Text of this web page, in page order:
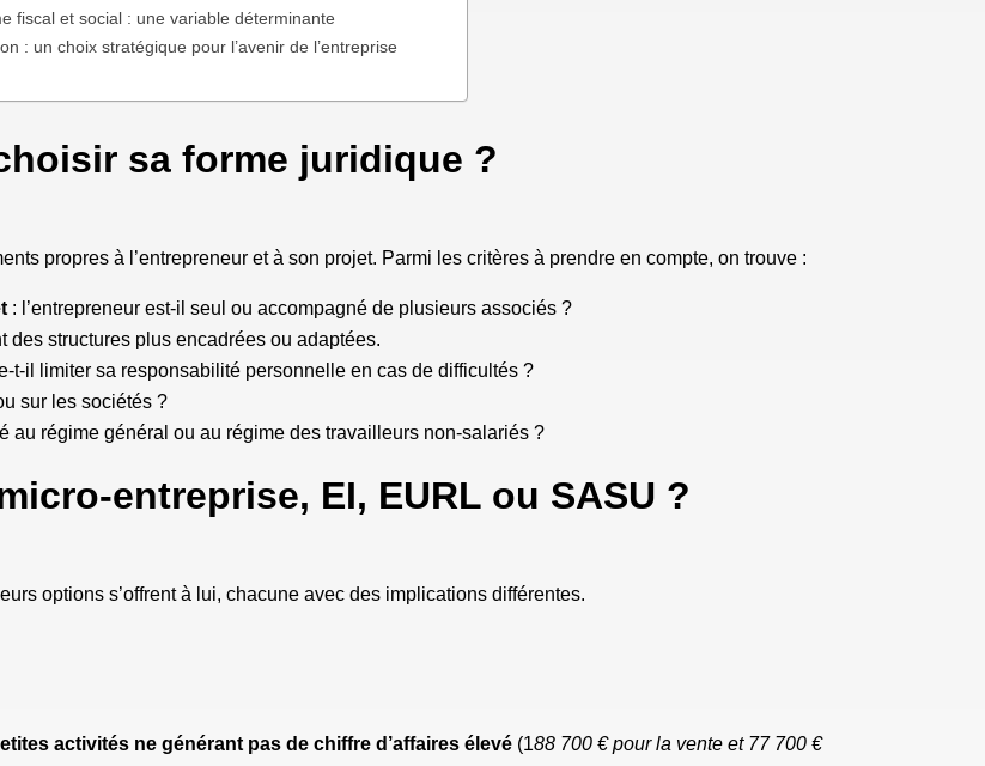
fiscal et social : une variable déterminante
: un choix stratégique pour l’avenir de l’entreprise
sa forme juridique ?
propres à l’entrepreneur et à son projet. Parmi les critères à prendre en compte, on trouve :
: l’entrepreneur est-il seul ou accompagné de plusieurs associés ?
des structures plus encadrées ou adaptées.
t-il limiter sa responsabilité personnelle en cas de difficultés ?
sur les sociétés ?
au régime général ou au régime des travailleurs non-salariés ?
entreprise, EI, EURL ou SASU ?
options s’offrent à lui, chacune avec des implications différentes.
activités ne générant pas de chiffre d’affaires élevé (188 700 € pour la vente et 77 700 €